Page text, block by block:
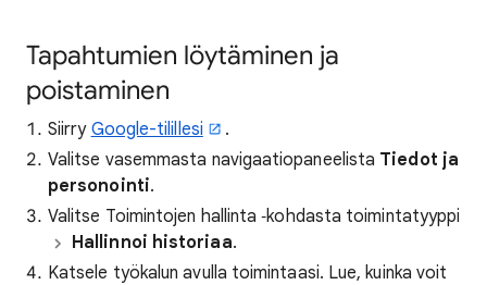
Tapahtumien löytäminen ja
poistaminen
Siirry Google-tilillesi
.
Valitse vasemmasta navigaatiopaneelista Tiedot ja
personointi.
Valitse Toimintojen hallinta ‑kohdasta toimintatyyppi
Hallinnoi historiaa.
Katsele työkalun avulla toimintaasi. Lue, kuinka voit